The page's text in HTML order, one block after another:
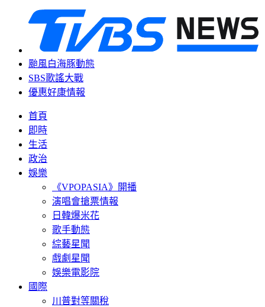
颱風白海豚動態
SBS歌謠大戰
優惠好康情報
首頁
即時
生活
政治
娛樂
《VPOPASIA》開播
演唱會搶票情報
日韓爆米花
歌手動態
綜藝星聞
戲劇星聞
娛樂電影院
國際
川普對等關稅